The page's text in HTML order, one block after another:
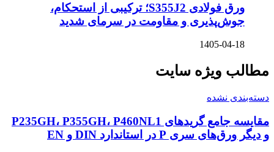
ورق فولادی S355J2؛ ترکیبی از استحکام،
جوش‌پذیری و مقاومت در سرمای شدید
1405-04-18
مطالب ویژه سایت
دسته‌بندی نشده
مقایسه جامع گریدهای P235GH، P355GH، P460NL1
و دیگر ورق‌های سری P در استاندارد DIN و EN